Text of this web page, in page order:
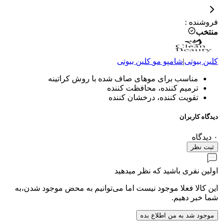
فروشنده :
منتخب
کلین بیوتی|شامپو مو کلین بیوتی
مناسب برای موهای صاف شده با روش کراتینه
ترمیم کننده، محافظت کننده
تقویت کننده، درخشان کننده
دیدگاه کاربران
۰ دیدگاه
ثبت نظر
اولین نفری باشید که نظر میدهید
این کالا فعلا موجود نیست اما می‌توانیم به محض موجود شدن،به
شما خبر دهیم.
موجود شد به من اطلاع بده